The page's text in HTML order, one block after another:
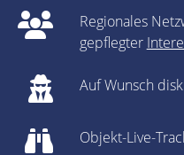
Regionales
gepflegter
Auf Wunsch
Objekt-Live-